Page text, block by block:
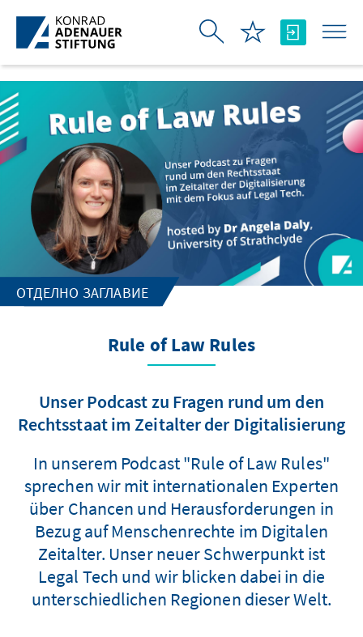
Skip to Main Content
ОТДЕЛНО ЗАГЛАВИЕ
Rule of Law Rules
Unser Podcast zu Fragen rund um den
Rechtsstaat im Zeitalter der Digitalisierung
In unserem Podcast "Rule of Law Rules"
sprechen wir mit internationalen Experten
über Chancen und Herausforderungen in
Bezug auf Menschenrechte im Digitalen
Zeitalter. Unser neuer Schwerpunkt ist
Legal Tech und wir blicken dabei in die
unterschiedlichen Regionen dieser Welt.